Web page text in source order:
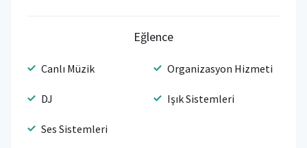
Eğlence
Canlı Müzik Organizasyon Hizmeti
DJ Işık Sistemleri
Ses Sistemleri